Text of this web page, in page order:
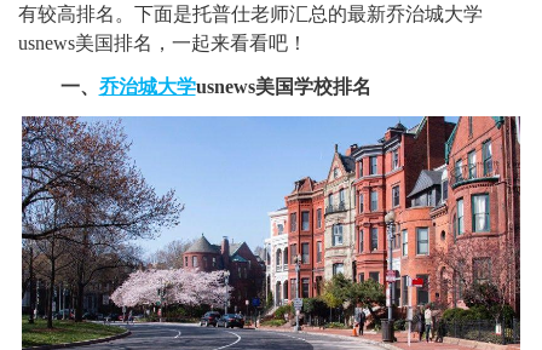
有较高排名。下面是托普仕老师汇总的最新乔治城大学
usnews美国排名，一起来看看吧！
一、 乔治城大学usnews美国学校排名